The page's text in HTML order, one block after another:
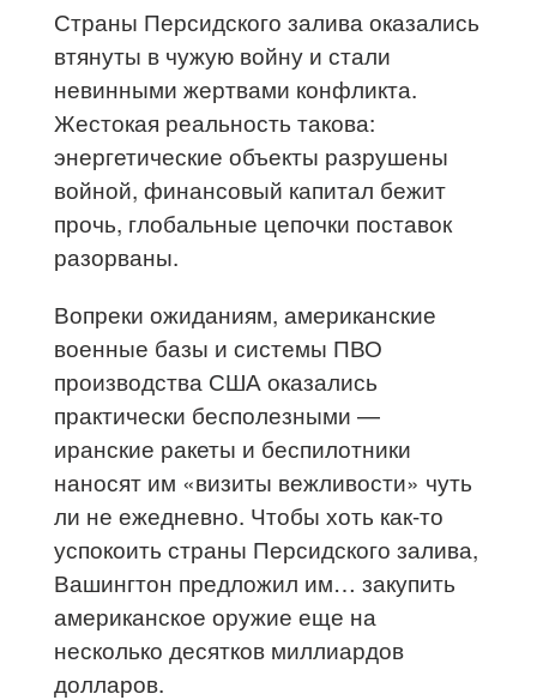
Страны Персидского залива оказались
втянуты в чужую войну и стали
невинными жертвами конфликта.
Жестокая реальность такова:
энергетические объекты разрушены
войной, финансовый капитал бежит
прочь, глобальные цепочки поставок
разорваны.
Вопреки ожиданиям, американские
военные базы и системы ПВО
производства США оказались
практически бесполезными —
иранские ракеты и беспилотники
наносят им «визиты вежливости» чуть
ли не ежедневно. Чтобы хоть как-то
успокоить страны Персидского залива,
Вашингтон предложил им… закупить
американское оружие еще на
несколько десятков миллиардов
долларов.